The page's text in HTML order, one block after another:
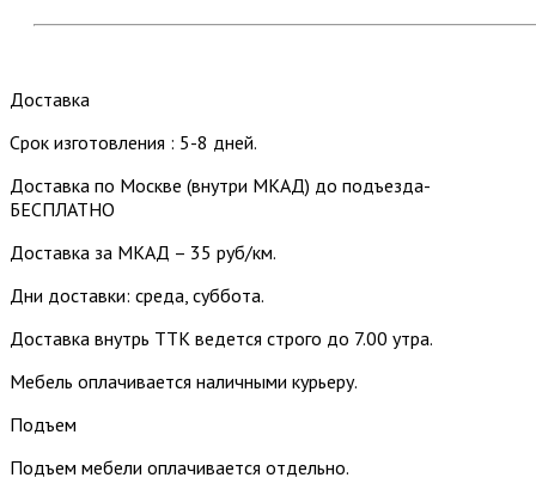
Доставка
Срок изготовления : 5-8 дней.
Доставка по Москве (внутри МКАД) до подъезда-
БЕСПЛАТНО
Доставка за МКАД – 35 руб/км.
Дни доставки: среда, суббота.
Доставка внутрь ТТК ведется строго до 7.00 утра.
Мебель оплачивается наличными курьеру.
Подъем
Подъем мебели оплачивается отдельно.